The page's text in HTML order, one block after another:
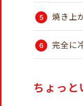
焼き上
完全に
ちょっと